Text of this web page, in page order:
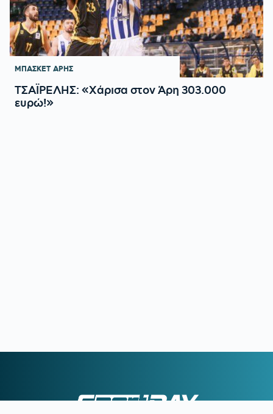
ΜΠΑΣΚΕΤ ΑΡΗΣ
ΤΣΑΪΡΕΛΗΣ: «Χάρισα στον Άρη 303.000
ευρώ!»